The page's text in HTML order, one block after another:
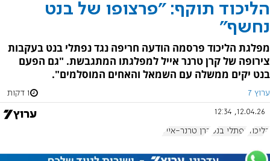
הליכוד תוקף: "פרצופו של בנט
נחשף"
מפלגת הליכוד פרסמה הודעה חריפה נגד נפתלי בנט בעקבות
צירופה של קרן טרנר אייל למפלגתו המתגבשת. "גם הפעם
בנט יקים ממשלה עם השמאל והאחים המוסלמים".
ערוץ 7 1 דקות
12.04.26, 12:34
הליכוד נפתלי בנט קרן טרנר-אייל